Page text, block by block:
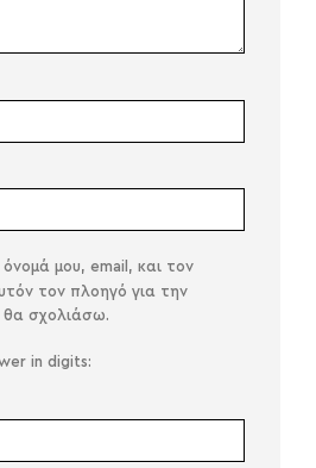
μου, email, και τον
τον πλοηγό για την
σχολιάσω.
in digits: